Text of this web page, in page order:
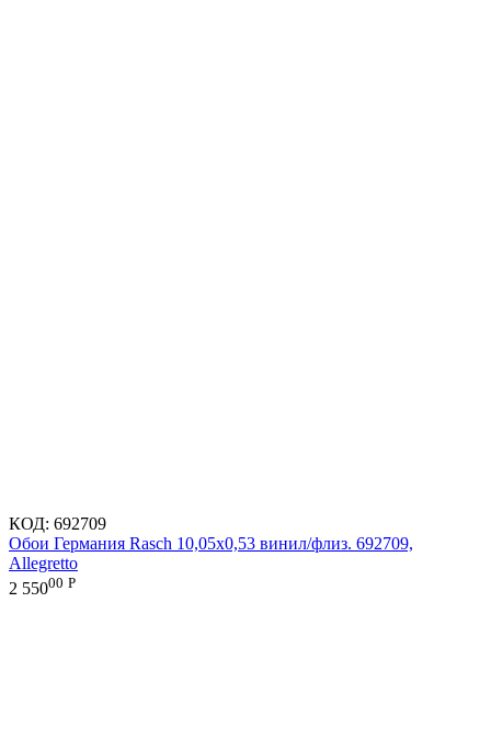
КОД: 692709
Обои Германия Rasch 10,05x0,53 винил/флиз. 692709,
Allegretto
2 55000 Р